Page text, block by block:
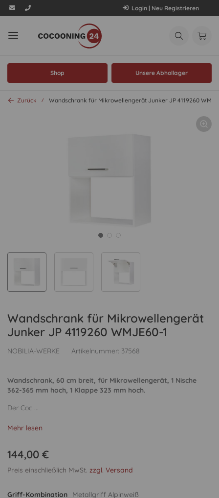
Login | Neu Registrieren
Shop Unsere Abhollager
Zurück Wandschrank für Mikrowellengerät Junker JP 4119260
Wandschrank für Mikrowellengerät
Junker JP 4119260 WMJE60-1
NOBILIA-WERKE Artikelnummer: 37568
Wandschrank, 60 cm breit, für Mikrowellengerät, 1 Nische
362-365 mm hoch, 1 Klappe 323 mm hoch.
Der Coc ...
Mehr lesen
144,00 €
Preis einschließlich MwSt. zzgl. Versand
Griff-Kombination Metallgriff Alpinweiß